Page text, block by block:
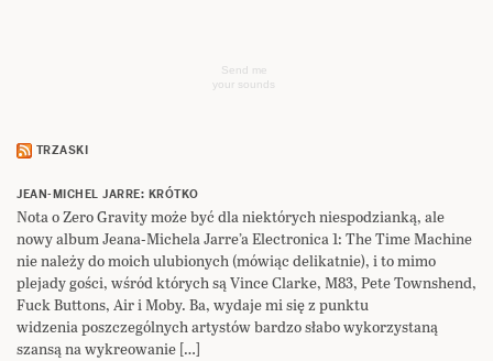
Send me
your sounds
TRZASKI
JEAN-MICHEL JARRE: KRÓTKO
Nota o Zero Gravity może być dla niektórych niespodzianką, ale
nowy album Jeana-Michela Jarre’a Electronica 1: The Time Machine
nie należy do moich ulubionych (mówiąc delikatnie), i to mimo
plejady gości, wśród których są Vince Clarke, M83, Pete Townshend,
Fuck Buttons, Air i Moby. Ba, wydaje mi się z punktu
widzenia poszczególnych artystów bardzo słabo wykorzystaną
szansą na wykreowanie […]